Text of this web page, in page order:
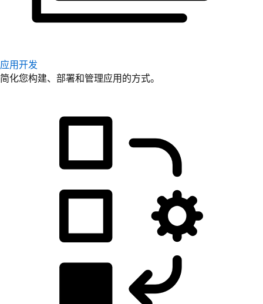
应用开发
简化您构建、部署和管理应用的方式。